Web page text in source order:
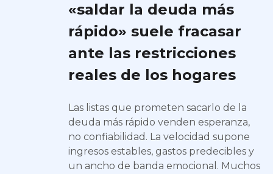
«saldar la deuda más
rápido» suele fracasar
ante las restricciones
reales de los hogares
Las listas que prometen sacarlo de la
deuda más rápido venden esperanza,
no confiabilidad. La velocidad supone
ingresos estables, gastos predecibles y
un ancho de banda emocional. Muchos